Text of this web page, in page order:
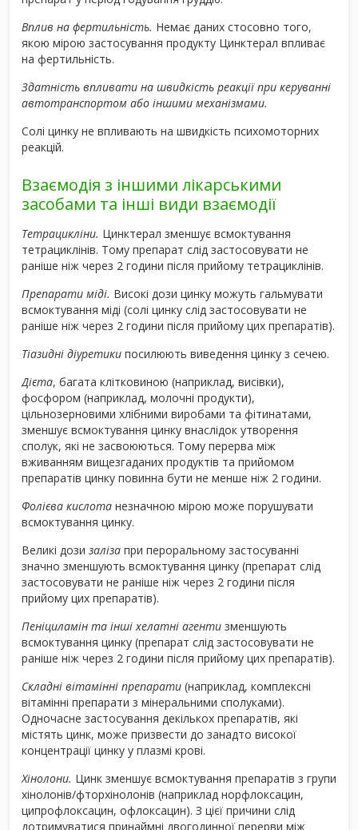
Вплив на фертильність. Немає даних стосовно того,
якою мірою застосування продукту Цинктерал впливає
на фертильність.
Здатність впливати на швидкість реакції при керуванні
автотранспортом або іншими механізмами.
Солі цинку не впливають на швидкість психомоторних
реакцій.
Взаємодія з іншими лікарськими
засобами та інші види взаємодії
Тетрацикліни. Цинктерал зменшує всмоктування
тетрациклінів. Тому препарат слід застосовувати не
раніше ніж через 2 години після прийому тетрациклінів.
Препарати міді. Високі дози цинку можуть гальмувати
всмоктування міді (солі цинку слід застосовувати не
раніше ніж через 2 години після прийому цих препаратів).
Тіазидні діуретики посилюють виведення цинку з сечею.
Дієта, багата клітковиною (наприклад, висівки),
фосфором (наприклад, молочні продукти),
цільнозерновими хлібними виробами та фітинатами,
зменшує всмоктування цинку внаслідок утворення
сполук, які не засвоюються. Тому перерва між
вживанням вищезгаданих продуктів та прийомом
препаратів цинку повинна бути не менше ніж 2 години.
Фолієва кислота незначною мірою може порушувати
всмоктування цинку.
Великі дози заліза при пероральному застосуванні
значно зменшують всмоктування цинку (препарат слід
застосовувати не раніше ніж через 2 години після
прийому цих препаратів).
Пеніциламін та інші хелатні агенти зменшують
всмоктування цинку (препарат слід застосовувати не
раніше ніж через 2 години після прийому цих препаратів).
Складні вітамінні препарати (наприклад, комплексні
вітамінні препарати з мінеральними сполуками).
Одночасне застосування декількох препаратів, які
містять цинк, може призвести до занадто високої
концентрації цинку у плазмі крові.
Хінолони. Цинк зменшує всмоктування препаратів з групи
хінолонів/фторхінолонів (наприклад норфлоксацин,
ципрофлоксацин, офлоксацин). З цієї причини слід
дотримуватися принаймні двогодинної перерви між